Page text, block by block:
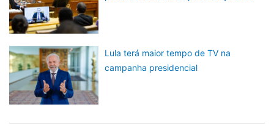
Lula terá maior tempo de TV na
campanha presidencial